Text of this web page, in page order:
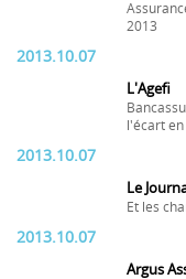
2013
2013.10.07
L'Agefi
l'écart
2013.10.07
Le
Et les
2013.10.07
Argus